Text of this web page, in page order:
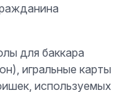
для баккара
игральные карты
используемых